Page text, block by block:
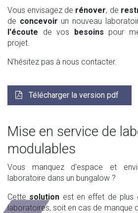
Vous envisagez de rénover, de
de concevoir un nouveau
l'écoute de vos besoins pour
projet.
N'hésitez pas à nous contacter.
Télécharger la version pdf
Mise en service de
modulables
Vous manquez d'espace et
laboratoire dans un bungalow ?
Cette solution est en effet de plus
laboratoires, soit en cas de manque